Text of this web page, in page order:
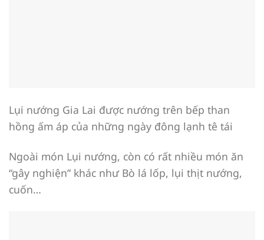
Lụi nướng Gia Lai được nướng trên bếp than
hồng ấm áp của những ngày đông lạnh tê tái
Ngoài món Lụi nướng, còn có rất nhiều món ăn
“gây nghiện” khác như Bò lá lốp, lụi thịt nướng,
cuốn…